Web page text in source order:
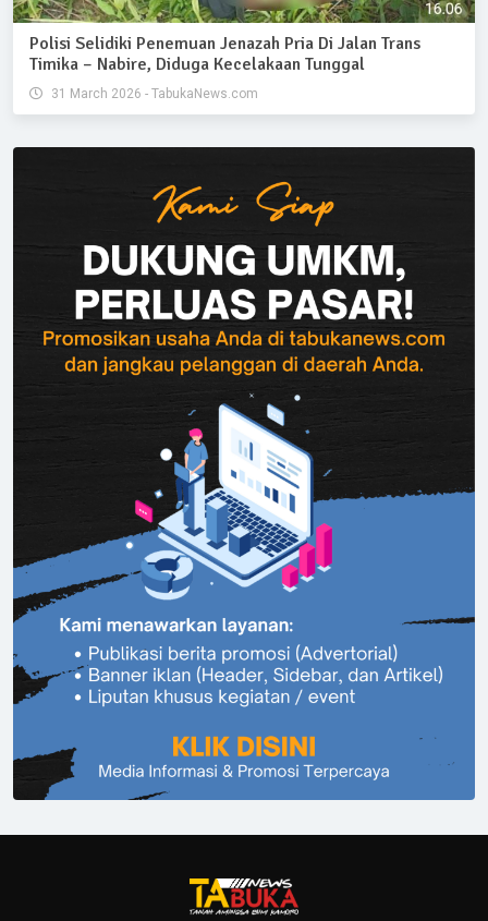
Polisi Selidiki Penemuan Jenazah Pria Di Jalan Trans
Timika – Nabire, Diduga Kecelakaan Tunggal
31 March 2026 - TabukaNews.com